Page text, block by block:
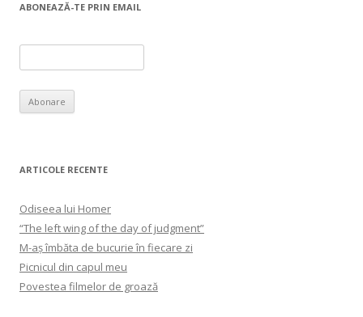
ABONEAZĂ-TE PRIN EMAIL
ARTICOLE RECENTE
Odiseea lui Homer
“The left wing of the day of judgment”
M-aș îmbăta de bucurie în fiecare zi
Picnicul din capul meu
Povestea filmelor de groază